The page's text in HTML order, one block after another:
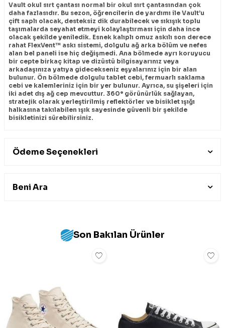
Vault okul sırt çantası normal bir okul sırt çantasından çok
daha fazlasıdır. Bu sezon, öğrencilerin de yardımı ile Vault’u
çift saplı olacak, desteksiz dik durabilecek ve sıkışık toplu
taşımalarda seyahat etmeyi kolaylaştırması için daha ince
olacak şekilde yeniledik. Esnek kalıplı omuz askılı son derece
rahat FlexVent™ askı sistemi, dolgulu ağ arka bölüm ve nefes
alan bel paneli ise hiç değişmedi. Ana bölmede ayrı koruyucu
bir cepte birkaç kitap ve dizüstü bilgisayarınız veya
arkadaşınıza yatıya gidecekseniz eşyalarınız için bir alan
bulunur. Ön bölmede dolgulu tablet cebi, fermuarlı saklama
cebi ve kalemleriniz için bir yer bulunur. Ayrıca, su şişeleri için
iki adet dış ağ cep mevcuttur. 360° görünürlük sağlayan,
stratejik olarak yerleştirilmiş reflektörler ve bisiklet ışığı
halkasına takılabilen ışık sayesinde güvenli bir şekilde
bisikletinizi sürebilirsiniz.
Ödeme Seçenekleri
Beni Ara
Son Bakılan Ürünler